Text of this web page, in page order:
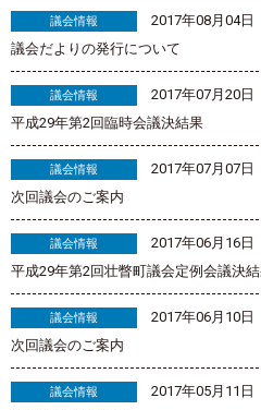
議会情報
2017年08月04日
議会だよりの発行について
議会情報
2017年07月20日
平成29年第2回臨時会議決結果
議会情報
2017年07月07日
次回議会のご案内
議会情報
2017年06月16日
平成29年第2回壮瞥町議会定例会議決
議会情報
2017年06月10日
次回議会のご案内
議会情報
2017年05月11日